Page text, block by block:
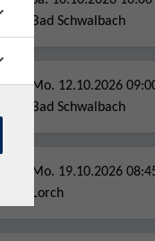
Bad Schwalbach
Mo. 12.10.2026
Bad Schwalbach
Mo. 19.10.2026
Lorch